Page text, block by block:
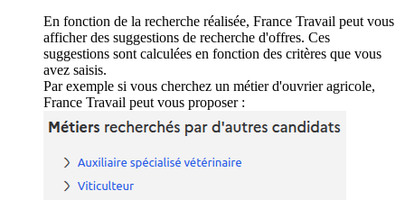
En fonction de la recherche réalisée, France Travail peut vous
afficher des suggestions de recherche d'offres. Ces
suggestions sont calculées en fonction des critères que vous
avez saisis.
Par exemple si vous cherchez un métier d'ouvrier agricole,
France Travail peut vous proposer :